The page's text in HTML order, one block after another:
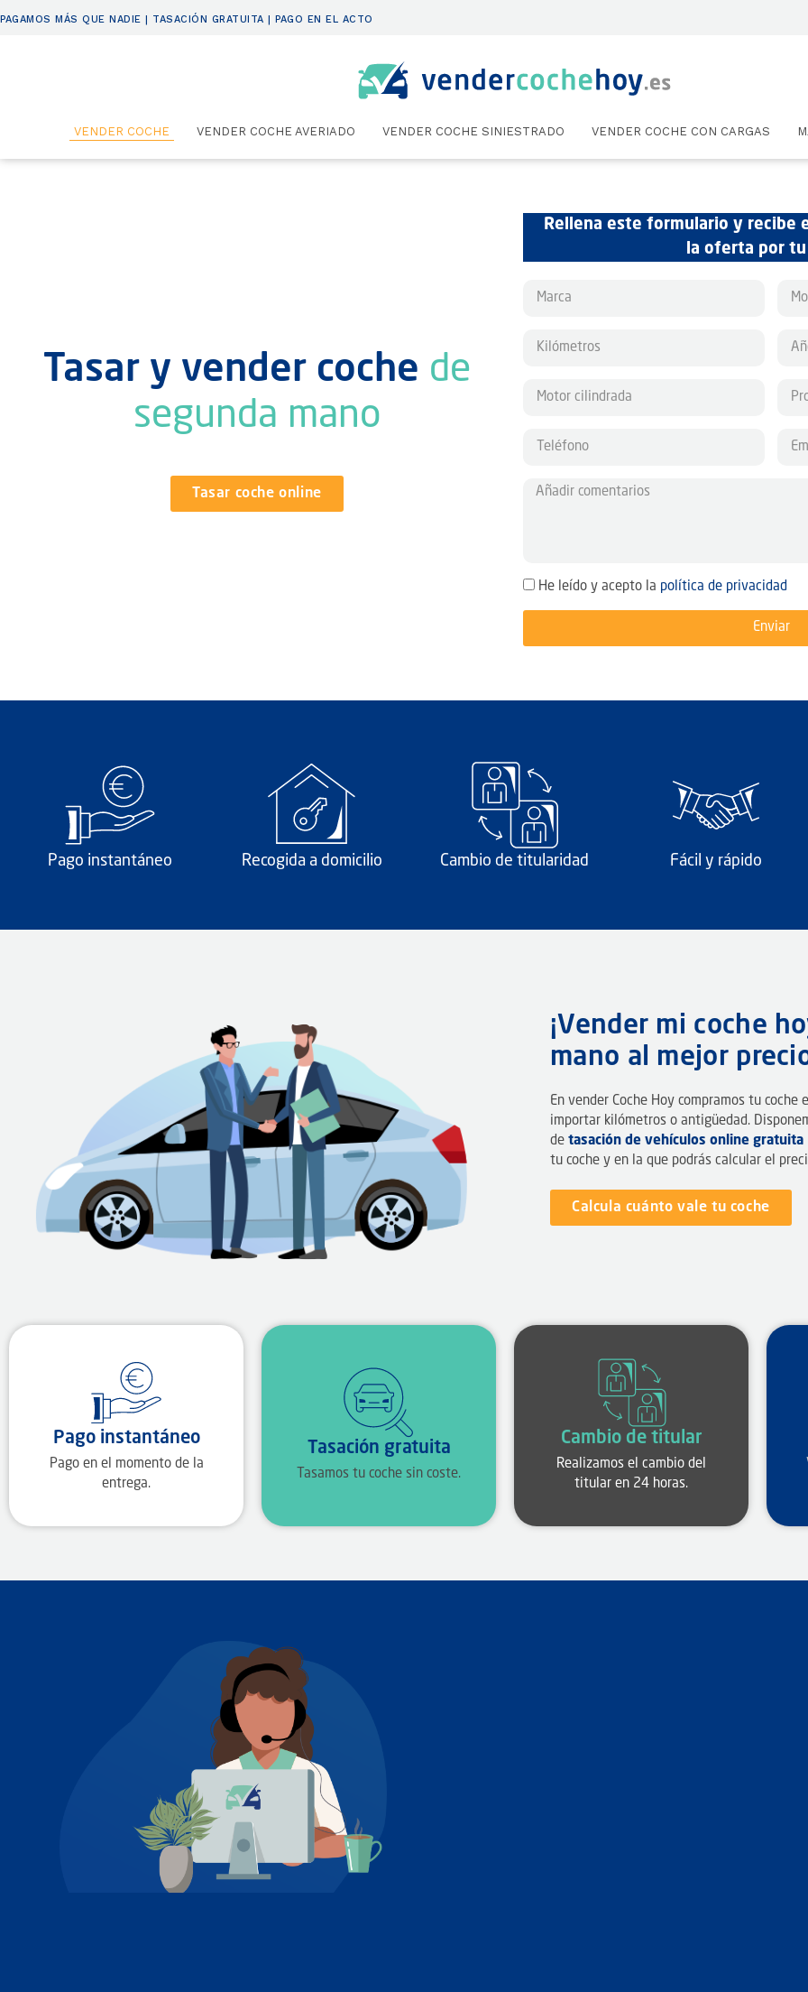
PAGAMOS MÁS QUE NADIE | TASACIÓN GRATUITA | PAGO EN EL ACTO
VENDER COCHE VENDER COCHE AVERIADO VENDER COCHE SINIESTRADO VENDER COCHE CON CARGAS
Tasar y vender coche de
segunda mano
Tasar coche online
Rellena este formulario y recibe
la oferta por tu
He leído y acepto la política de privacidad
Enviar
Pago instantáneo Recogida a domicilio Cambio de titularidad Fácil y rápido
¡Vender mi coche
mano al mejor
En vender Coche Hoy compramos tu coche
importar kilómetros o antigüedad.
de tasación de vehículos online gratuita
tu coche y en la que podrás calcular el
Calcula cuánto vale tu coche
Pago instantáneo
Pago en el momento de la
entrega.
Tasación gratuita
Tasamos tu coche sin coste.
Cambio de titular
Realizamos el cambio del
titular en 24 horas.